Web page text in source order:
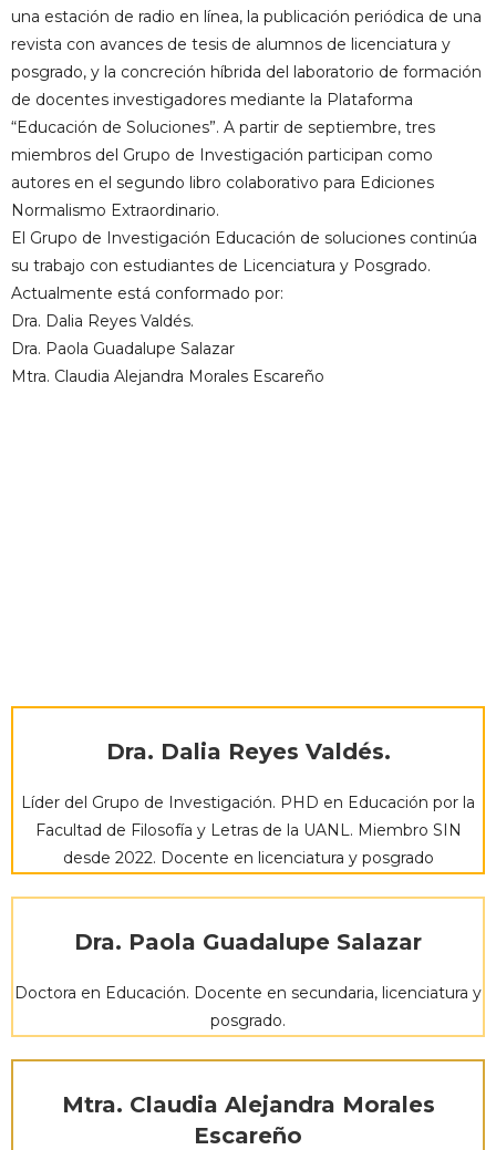
una estación de radio en línea, la publicación periódica de una
revista con avances de tesis de alumnos de licenciatura y
posgrado, y la concreción híbrida del laboratorio de formación
de docentes investigadores mediante la Plataforma
“Educación de Soluciones”. A partir de septiembre, tres
miembros del Grupo de Investigación participan como
autores en el segundo libro colaborativo para Ediciones
Normalismo Extraordinario.
El Grupo de Investigación Educación de soluciones continúa
su trabajo con estudiantes de Licenciatura y Posgrado.
Actualmente está conformado por:
Dra. Dalia Reyes Valdés.
Dra. Paola Guadalupe Salazar
Mtra. Claudia Alejandra Morales Escareño
Dra. Dalia Reyes Valdés.
Líder del Grupo de Investigación. PHD en Educación por la
Facultad de Filosofía y Letras de la UANL. Miembro SIN
desde 2022. Docente en licenciatura y posgrado
Dra. Paola Guadalupe Salazar
Doctora en Educación. Docente en secundaria, licenciatura y
posgrado.
Mtra. Claudia Alejandra Morales
Escareño